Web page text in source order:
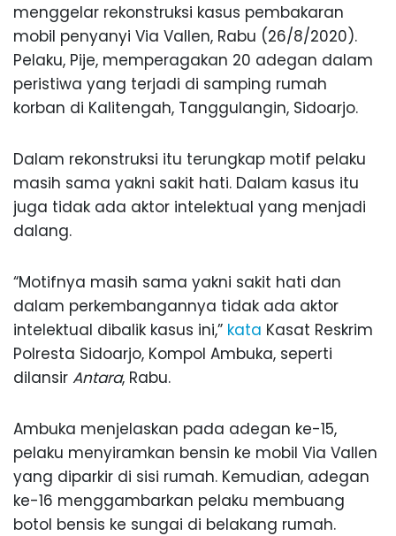
menggelar rekonstruksi kasus pembakaran
mobil penyanyi Via Vallen, Rabu (26/8/2020).
Pelaku, Pije, memperagakan 20 adegan dalam
peristiwa yang terjadi di samping rumah
korban di Kalitengah, Tanggulangin, Sidoarjo.
Dalam rekonstruksi itu terungkap motif pelaku
masih sama yakni sakit hati. Dalam kasus itu
juga tidak ada aktor intelektual yang menjadi
dalang.
“Motifnya masih sama yakni sakit hati dan
dalam perkembangannya tidak ada aktor
intelektual dibalik kasus ini,” kata Kasat Reskrim
Polresta Sidoarjo, Kompol Ambuka, seperti
dilansir Antara, Rabu.
Ambuka menjelaskan pada adegan ke-15,
pelaku menyiramkan bensin ke mobil Via Vallen
yang diparkir di sisi rumah. Kemudian, adegan
ke-16 menggambarkan pelaku membuang
botol bensis ke sungai di belakang rumah.